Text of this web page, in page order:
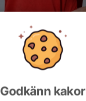
Godkänn kakor